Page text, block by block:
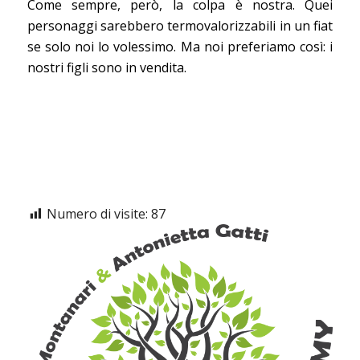
Come sempre, però, la colpa è nostra. Quei
personaggi sarebbero termovalorizzabili in un fiat
se solo noi lo volessimo. Ma noi preferiamo così: i
nostri figli sono in vendita.
Numero di visite: 87